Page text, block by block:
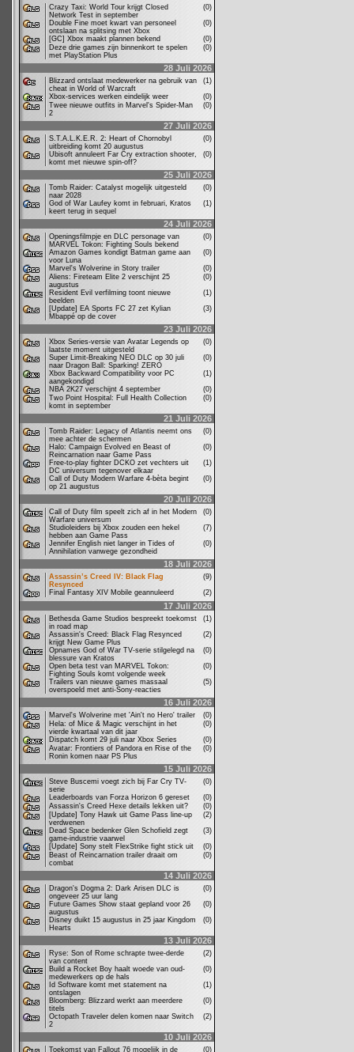
Crazy Taxi: World Tour krijgt Closed
Network Test in september
(0)
Double Fine moet kwart van personeel
ontslaan na splitsing met Xbox
(0)
[GC] Xbox maakt plannen bekend
(0)
Deze drie games zijn binnenkort te spelen
met PlayStation Plus
(0)
28 Juli 2026
Blizzard ontslaat medewerker na gebruik van
cheat in World of Warcraft
(1)
Xbox-services werken eindelijk weer
(0)
Twee nieuwe outfits in Marvel's Spider-Man
2
(0)
27 Juli 2026
S.T.A.L.K.E.R. 2: Heart of Chornobyl
uitbreiding komt 20 augustus
(0)
Ubisoft annuleert Far Cry extraction shooter,
komt met nieuwe spin-off?
(0)
25 Juli 2026
Tomb Raider: Catalyst mogelijk uitgesteld
naar 2028
(0)
God of War Laufey komt in februari, Kratos
keert terug in sequel
(1)
24 Juli 2026
Openingsfilmpje en DLC personage van
MARVEL Tokon: Fighting Souls bekend
(0)
Amazon Games kondigt Batman game aan
voor Luna
(0)
Marvel's Wolverine in Story trailer
(0)
Aliens: Fireteam Elite 2 verschijnt 25
augustus
(0)
Resident Evil verfilming toont nieuwe
beelden
(1)
[Update] EA Sports FC 27 zet Kylian
Mbappé op de cover
(3)
23 Juli 2026
Xbox Series-versie van Avatar Legends op
laatste moment uitgesteld
(0)
Super Limit-Breaking NEO DLC op 30 juli
naar Dragon Ball: Sparking! ZERO
(0)
Xbox Backward Compatibility voor PC
aangekondigd
(1)
NBA 2K27 verschijnt 4 september
(0)
Two Point Hospital: Full Health Collection
komt in september
(0)
21 Juli 2026
Tomb Raider: Legacy of Atlantis neemt ons
mee achter de schermen
(0)
Halo: Campaign Evolved en Beast of
Reincarnation naar Game Pass
(0)
Free-to-play fighter DCKO zet vechters uit
DC universum tegenover elkaar
(1)
Call of Duty Modern Warfare 4-bèta begint
op 21 augustus
(0)
20 Juli 2026
Call of Duty film speelt zich af in het Modern
Warfare universum
(0)
Studioleiders bij Xbox zouden een hekel
hebben aan Game Pass
(7)
Jennifer English niet langer in Tides of
Annihilation vanwege gezondheid
(0)
18 Juli 2026
Assassin’s Creed IV: Black Flag
Resynced
(9)
Final Fantasy XIV Mobile geannuleerd
(2)
17 Juli 2026
Bethesda Game Studios bespreekt toekomst
in road map
(1)
Assassin's Creed: Black Flag Resynced
krijgt New Game Plus
(2)
Opnames God of War TV-serie stilgelegd na
blessure van Kratos
(0)
Open beta test van MARVEL Tokon:
Fighting Souls komt volgende week
(0)
Trailers van nieuwe games massaal
overspoeld met anti-Sony-reacties
(5)
16 Juli 2026
Marvel's Wolverine met 'Ain't no Hero' trailer
(0)
Hela: of Mice & Magic verschijnt in het
vierde kwartaal van dit jaar
(0)
Dispatch komt 29 juli naar Xbox Series
(0)
Avatar: Frontiers of Pandora en Rise of the
Ronin komen naar PS Plus
(0)
15 Juli 2026
Steve Buscemi voegt zich bij Far Cry TV-
serie
(0)
Leaderboards van Forza Horizon 6 gereset
(0)
Assassin's Creed Hexe details lekken uit?
(0)
[Update] Tony Hawk uit Game Pass line-up
verdwenen
(2)
Dead Space bedenker Glen Schofield zegt
game-industrie vaarwel
(3)
[Update] Sony stelt FlexStrike fight stick uit
(0)
Beast of Reincarnation trailer draait om
combat
(0)
14 Juli 2026
Dragon's Dogma 2: Dark Arisen DLC is
ongeveer 25 uur lang
(0)
Future Games Show staat gepland voor 26
augustus
(0)
Disney duikt 15 augustus in 25 jaar Kingdom
Hearts
(0)
13 Juli 2026
Ryse: Son of Rome schrapte twee-derde
van content
(2)
Build a Rocket Boy haalt woede van oud-
medewerkers op de hals
(0)
Id Software komt met statement na
ontslagen
(1)
Bloomberg: Blizzard werkt aan meerdere
titels
(0)
Octopath Traveler delen komen naar Switch
2
(2)
10 Juli 2026
Toekomst van Fallout 76 mogelijk in de (0)